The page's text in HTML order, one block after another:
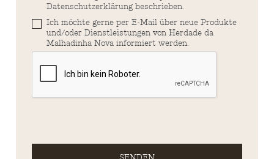
Datenschutzerklärung beschrieben.
Ich möchte gerne per E-Mail über neue Produkte
und/oder Dienstleistungen von Herdade da
Malhadinha Nova informiert werden.